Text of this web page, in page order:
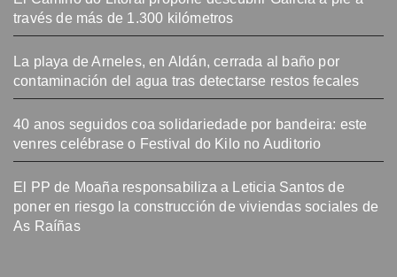
través de más de 1.300 kilómetros
La playa de Arneles, en Aldán, cerrada al baño por
contaminación del agua tras detectarse restos fecales
40 anos seguidos coa solidariedade por bandeira: este
venres celébrase o Festival do Kilo no Auditorio
El PP de Moaña responsabiliza a Leticia Santos de
poner en riesgo la construcción de viviendas sociales de
As Raíñas